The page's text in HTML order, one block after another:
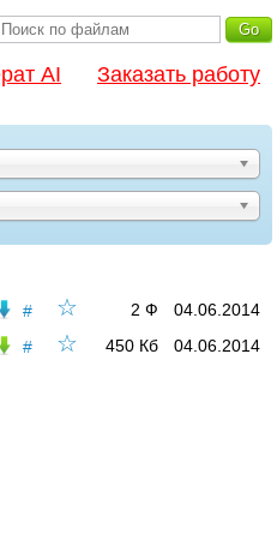
AI Заказать работу
☆
# 04.06.2014
2 Ф
☆
# 04.06.2014
450 Кб